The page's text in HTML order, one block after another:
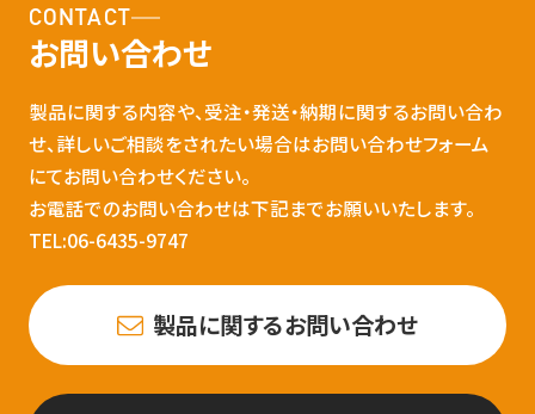
CONTACT
お問い合わせ
製品に関する内容や、受注・発送・納期に関するお問い合わ
せ、詳しいご相談をされたい場合はお問い合わせフォーム
にてお問い合わせください。
お電話でのお問い合わせは下記までお願いいたします。
TEL:06-6435-9747
製品に関するお問い合わせ